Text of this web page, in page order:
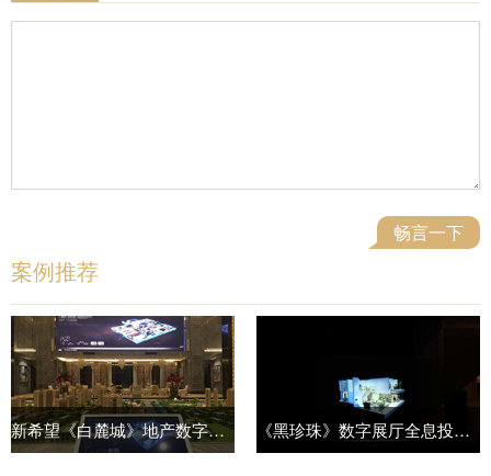
案例推荐
新希望《白麓城》地产数字展厅 《黑珍珠》数字展厅全息投影展示